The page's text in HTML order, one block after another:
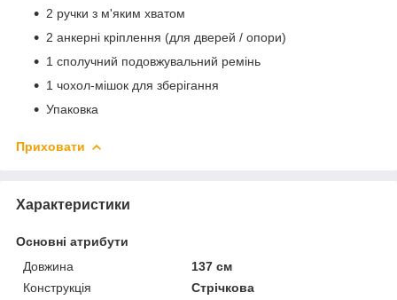
2 ручки з м'яким хватом
2 анкерні кріплення (для дверей / опори)
1 сполучний подовжувальний ремінь
1 чохол-мішок для зберігання
Упаковка
Приховати
Характеристики
Основні атрибути
Довжина
137 см
Конструкція
Стрічкова